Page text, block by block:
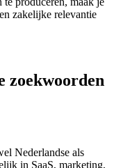
zakelijke relevantie
zoekwoorden
Nederlandse als
in SaaS, marketing,